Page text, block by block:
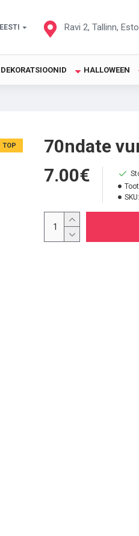
EESTI Ravi 2, Tallinn,
DEKORATSIOONID HALLOWEEN
TOP
70ndate
7.00€
SKU: